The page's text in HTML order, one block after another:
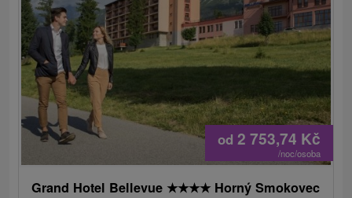
od 2 753,74 Kč
/noc/osoba
Grand Hotel Bellevue ★★★★ Horný Smokovec